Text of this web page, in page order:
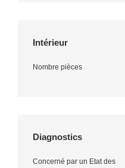
Intérieur
Nombre pièces
Diagnostics
Concerné par un Etat des